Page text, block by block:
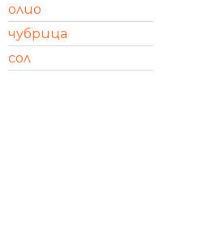
олио
чубрица
сол